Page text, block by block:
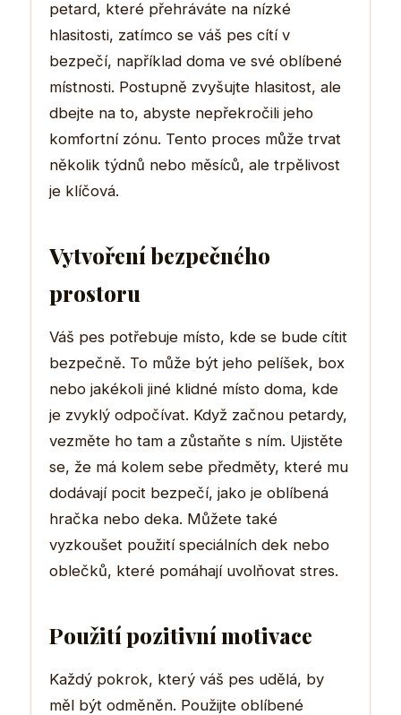
petard, které přehráváte na nízké
hlasitosti, zatímco se váš pes cítí v
bezpečí, například doma ve své oblíbené
místnosti. Postupně zvyšujte hlasitost, ale
dbejte na to, abyste nepřekročili jeho
komfortní zónu. Tento proces může trvat
několik týdnů nebo měsíců, ale trpělivost
je klíčová.
Vytvoření bezpečného
prostoru
Váš pes potřebuje místo, kde se bude cítit
bezpečně. To může být jeho pelíšek, box
nebo jakékoli jiné klidné místo doma, kde
je zvyklý odpočívat. Když začnou petardy,
vezměte ho tam a zůstaňte s ním. Ujistěte
se, že má kolem sebe předměty, které mu
dodávají pocit bezpečí, jako je oblíbená
hračka nebo deka. Můžete také
vyzkoušet použití speciálních dek nebo
oblečků, které pomáhají uvolňovat stres.
Použití pozitivní motivace
Každý pokrok, který váš pes udělá, by
měl být odměněn. Použijte oblíbené